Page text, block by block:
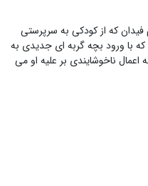
فیدان که از کودکی به سرپرستی
با ورود بچه گربه ای جدیدی به
ناخوشایندی بر علیه او می